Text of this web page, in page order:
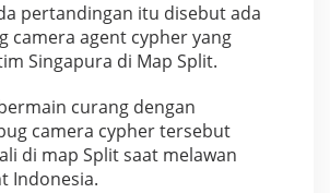
pertandingan itu disebut ada
camera agent cypher yang
Singapura di Map Split.
curang dengan
camera cypher tersebut
di map Split saat melawan
Indonesia.